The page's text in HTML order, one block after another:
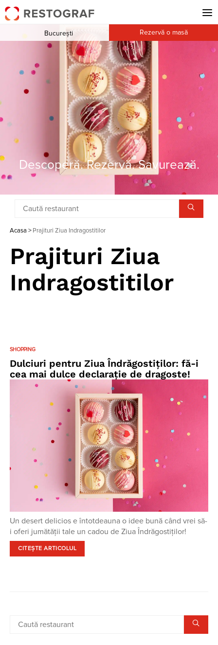
Descoperă. Rezervă. Savurează.
București Rezervă o masă
Acasa > Prajituri Ziua Indragostitilor
Prajituri Ziua
Indragostitilor
SHOPPING
Dulciuri pentru Ziua Îndrăgostiților: fă-i
cea mai dulce declarație de dragoste!
Un desert delicios e întotdeauna o idee bună când vrei să-
i oferi jumătății tale un cadou de Ziua Îndrăgostiților!
CITEȘTE ARTICOLUL